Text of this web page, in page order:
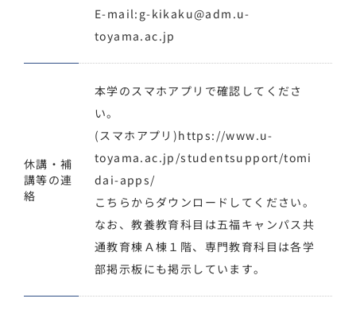
E-mail:g-kikaku@adm.u-
toyama.ac.jp
休講・補
講等の連
絡
本学のスマホアプリで確認してくださ
い。
(スマホアプリ)https://www.u-
toyama.ac.jp/studentsupport/tomi
dai-apps/
こちらからダウンロードしてください。
なお、教養教育科目は五福キャンパス共
通教育棟Ａ棟１階、専門教育科目は各学
部掲示板にも掲示しています。